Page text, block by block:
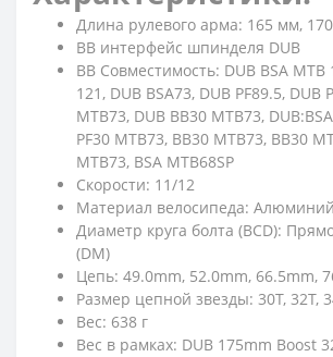
Длина рулевого арма: 165 мм,
BB интерфейс шпинделя DUB
BB Совместимость: DUB BSA MTB
121, DUB BSA73, DUB PF89.5, DUB
MTB73, DUB BB30 MTB73,
PF30 MTB73, BB30 MTB73, BB30
MTB73, BSA MTB68SP
Скорости: 11/12
Материал велосипеда:
Диаметр круга болта (BCD):
(DM)
Цепь: 49.0mm, 52.0mm, 66.5mm,
Размер цепной звезды: 30Т, 32Т,
Вес: 638 г
Вес в рамках: DUB 175mm Boost